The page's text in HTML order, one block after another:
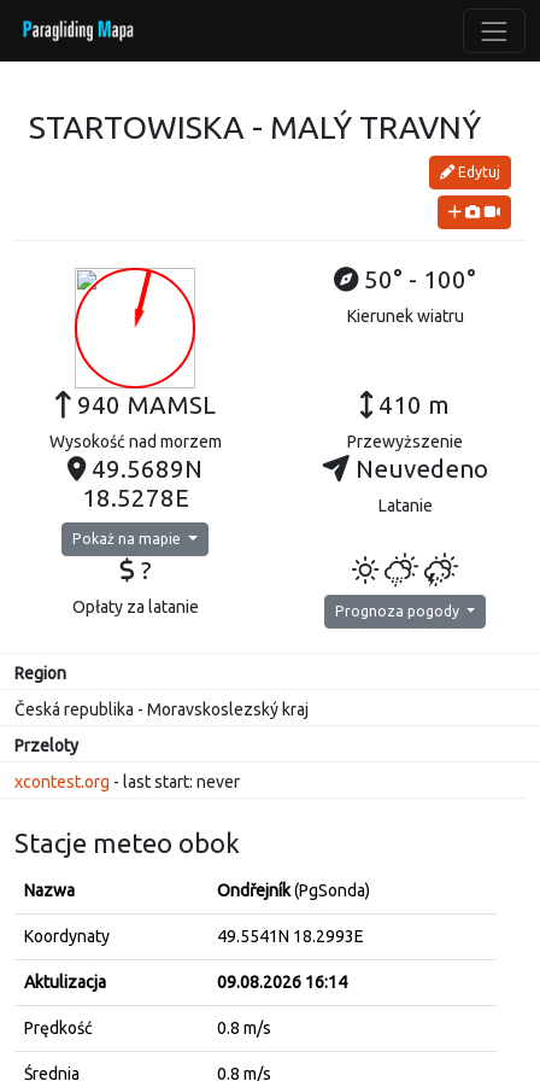
STARTOWISKA - MALÝ TRAVNÝ
Edytuj
50° - 100°
Kierunek wiatru
940 MAMSL
Wysokość nad morzem
410 m
Przewyższenie
49.5689N
18.5278E
Pokaż na mapie
Neuvedeno
Latanie
?
Opłaty za latanie Prognoza pogody
Region
Česká republika - Moravskoslezský kraj
Przeloty
xcontest.org - last start: never
Stacje meteo obok
Nazwa Ondřejník(PgSonda)
Koordynaty 49.5541N 18.2993E
Aktulizacja 09.08.2026 16:14
Prędkość 0.8 m/s
Średnia 0.8 m/s